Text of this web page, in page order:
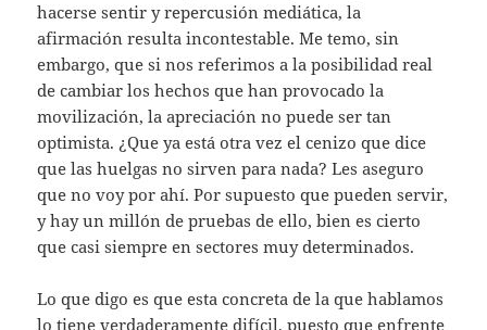
hacerse sentir y repercusión mediática, la
afirmación resulta incontestable. Me temo, sin
embargo, que si nos referimos a la posibilidad real
de cambiar los hechos que han provocado la
movilización, la apreciación no puede ser tan
optimista. ¿Que ya está otra vez el cenizo que dice
que las huelgas no sirven para nada? Les aseguro
que no voy por ahí. Por supuesto que pueden servir,
y hay un millón de pruebas de ello, bien es cierto
que casi siempre en sectores muy determinados.
Lo que digo es que esta concreta de la que hablamos
lo tiene verdaderamente difícil, puesto que enfrente